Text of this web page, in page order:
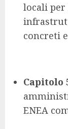
locali per
concreti
Capitolo
ENEA